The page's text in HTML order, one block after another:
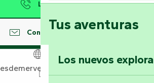
Tus aventuras
Los nuevos
Llamar
Contáctenos